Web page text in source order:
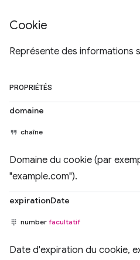
Cookie
Représente des informations
PROPRIÉTÉS
domaine
chaîne
Domaine du cookie (par
"example.com").
expirationDate
number facultatif
Date d'expiration du cookie,